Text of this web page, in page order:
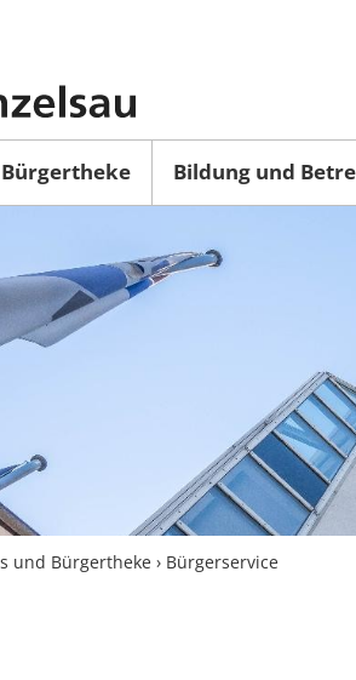
Bildung und
und Bürgertheke › Bürgerservice